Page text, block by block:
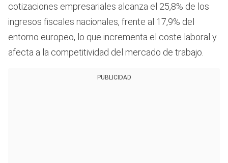
cotizaciones empresariales alcanza el 25,8% de los
ingresos fiscales nacionales, frente al 17,9% del
entorno europeo, lo que incrementa el coste laboral y
afecta a la competitividad del mercado de trabajo.
PUBLICIDAD